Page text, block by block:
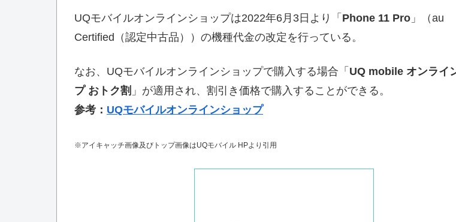
UQモバイルオンラインショップは2022年6月3日より「 Phone 11 Pro 」（au
Certified（認定中古品））の機種代金の改定を行っている。
なお、UQモバイルオンラインショップで購入する場合「 UQ mobile オンライ
プ おトク割 」が適用され、割引き価格で購入することができる。
参考： UQモバイルオンラインショップ
※アイキャッチ画像及びトップ画像はUQモバイル HPより引用